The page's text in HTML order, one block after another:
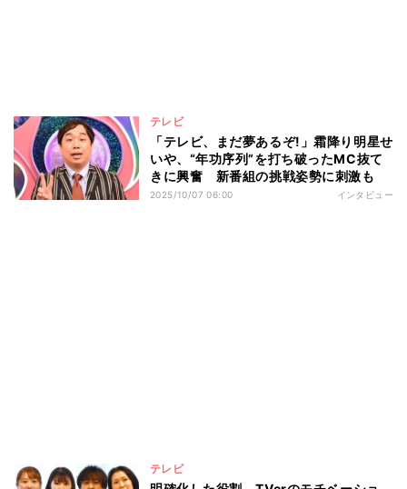
テレビ
「テレビ、まだ夢あるぞ!」霜降り明星せ
いや、“年功序列”を打ち破ったMC抜て
きに興奮 新番組の挑戦姿勢に刺激も
2025/10/07 06:00 インタビュー
テレビ